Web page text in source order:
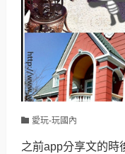
愛玩-玩國內
之前app分享文的時